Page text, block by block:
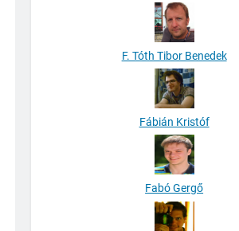
F. Tóth Tibor Benedek
Fábián Kristóf
Fabó Gergő